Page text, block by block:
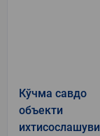
Кўчма савдо
объекти
ихтисослашуви